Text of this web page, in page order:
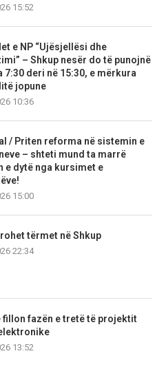
15:52
e NP “Ujësjellësi dhe
– Shkup nesër do të punojnë
7:30 deri në 15:30, e mërkura
jopune
10:36
/ Priten reforma në sistemin e
– shteti mund ta marrë
e dytë nga kursimet e
15:00
tërmet në Shkup
22:34
fillon fazën e tretë të projektit
13:52